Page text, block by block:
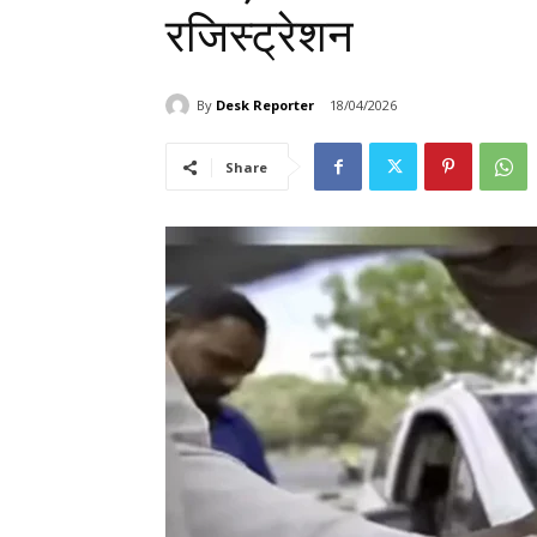
रजिस्ट्रेशन
By Desk Reporter 18/04/2026
Share